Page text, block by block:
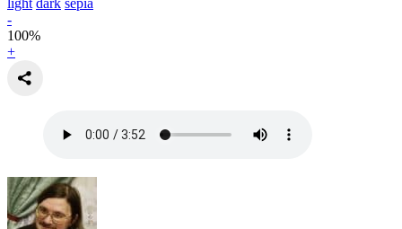
-
100%
+